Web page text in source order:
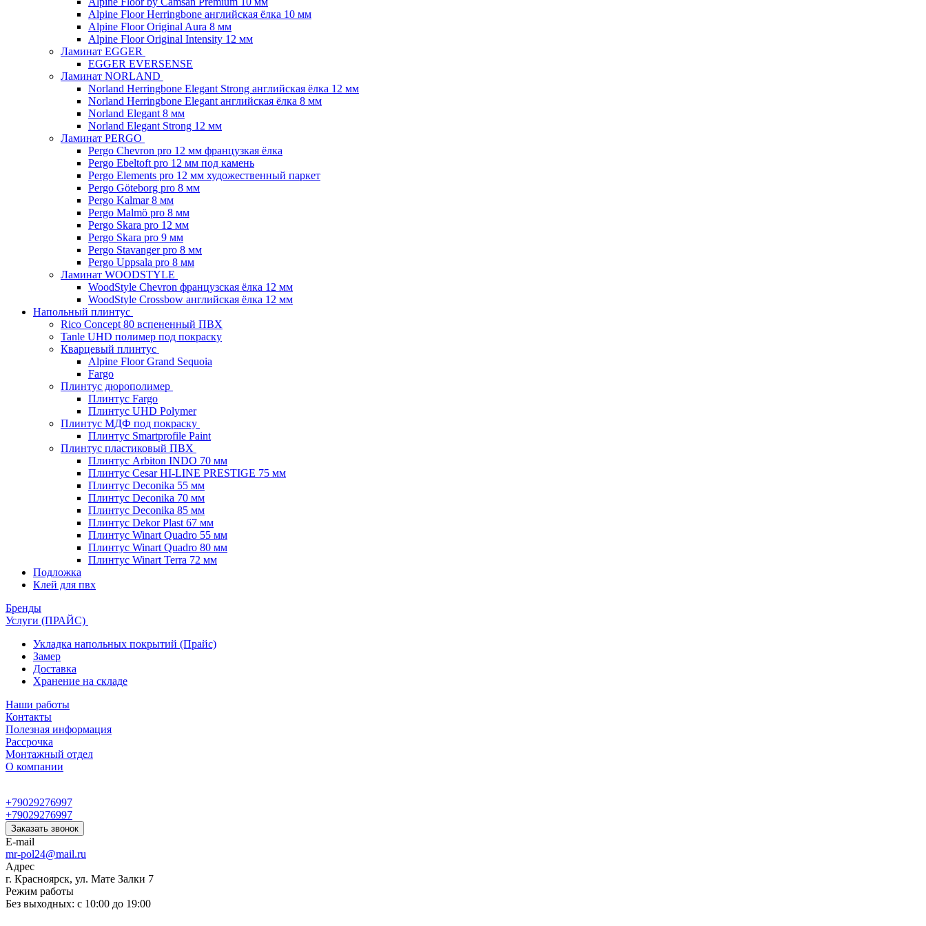
Alpine Floor Herringbone английская ёлка 10 мм
Alpine Floor Original Aura 8 мм
Alpine Floor Original Intensity 12 мм
Ламинат EGGER
EGGER EVERSENSE
Ламинат NORLAND
Norland Herringbone Elegant Strong английская ёлка 12 мм
Norland Herringbone Elegant английская ёлка 8 мм
Norland Elegant 8 мм
Norland Elegant Strong 12 мм
Ламинат PERGO
Pergo Chevron pro 12 мм французкая ёлка
Pergo Ebeltoft pro 12 мм под камень
Pergo Elements pro 12 мм художественный паркет
Pergo Göteborg pro 8 мм
Pergo Kalmar 8 мм
Pergo Malmö pro 8 мм
Pergo Skara pro 12 мм
Pergo Skara pro 9 мм
Pergo Stavanger pro 8 мм
Pergo Uppsala pro 8 мм
Ламинат WOODSTYLE
WoodStyle Chevron французская ёлка 12 мм
WoodStyle Crossbow английская ёлка 12 мм
Напольный плинтус
Rico Concept 80 вспененный ПВХ
Tanle UHD полимер под покраску
Кварцевый плинтус
Alpine Floor Grand Sequoia
Fargo
Плинтус дюрополимер
Плинтус Fargo
Плинтус UHD Polymer
Плинтус МДФ под покраску
Плинтус Smartprofile Paint
Плинтус пластиковый ПВХ
Плинтус Arbiton INDO 70 мм
Плинтус Cesar HI-LINE PRESTIGE 75 мм
Плинтус Deconika 55 мм
Плинтус Deconika 70 мм
Плинтус Deconika 85 мм
Плинтус Dekor Plast 67 мм
Плинтус Winart Quadro 55 мм
Плинтус Winart Quadro 80 мм
Плинтус Winart Terra 72 мм
Подложка
Клей для пвх
Бренды
Услуги (ПРАЙС)
Укладка напольных покрытий (Прайс)
Замер
Доставка
Хранение на складе
Наши работы
Контакты
Полезная информация
Рассрочка
Монтажный отдел
О компании
+79029276997
+79029276997
Заказать звонок
E-mail
mr-pol24@mail.ru
Адрес
г. Красноярск, ул. Мате Залки 7
Режим работы
Без выходных: с 10:00 до 19:00